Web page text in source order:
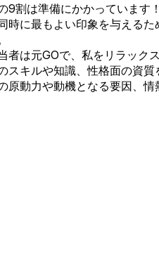
9割は準備にかかっています！
時に最もよい印象を与えるた
は元GOで、私をリラック
スキルや知識、性格面の資質
原動力や動機となる要因、情